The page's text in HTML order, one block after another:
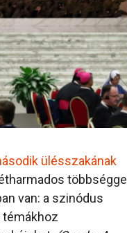
ülésszakának
többséggel
van: a szinódus
témákhoz